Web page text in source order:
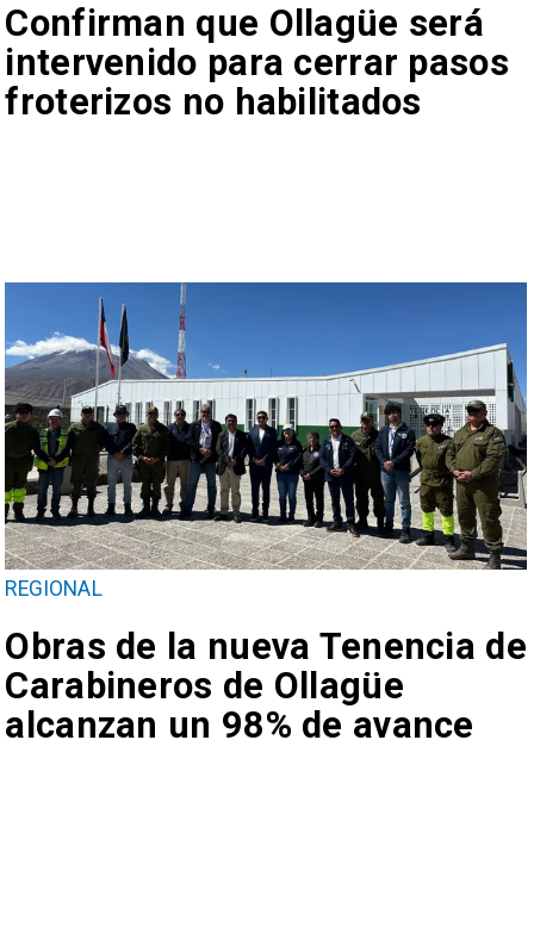
Confirman que Ollagüe será
intervenido para cerrar pasos
froterizos no habilitados
REGIONAL
Obras de la nueva Tenencia de
Carabineros de Ollagüe
alcanzan un 98% de avance